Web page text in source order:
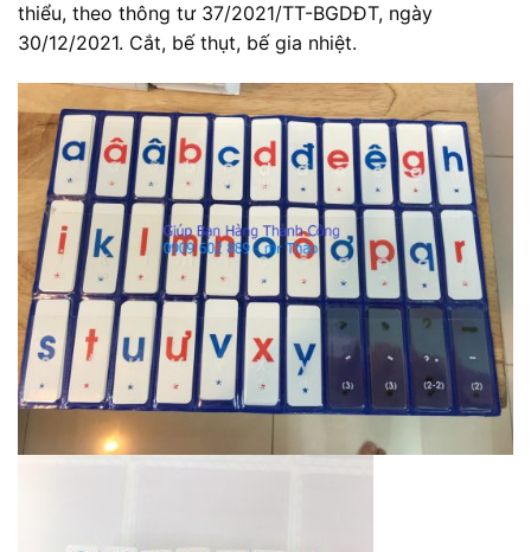
thiểu, theo thông tư 37/2021/TT-BGDĐT, ngày
30/12/2021. Cắt, bế thụt, bế gia nhiệt.